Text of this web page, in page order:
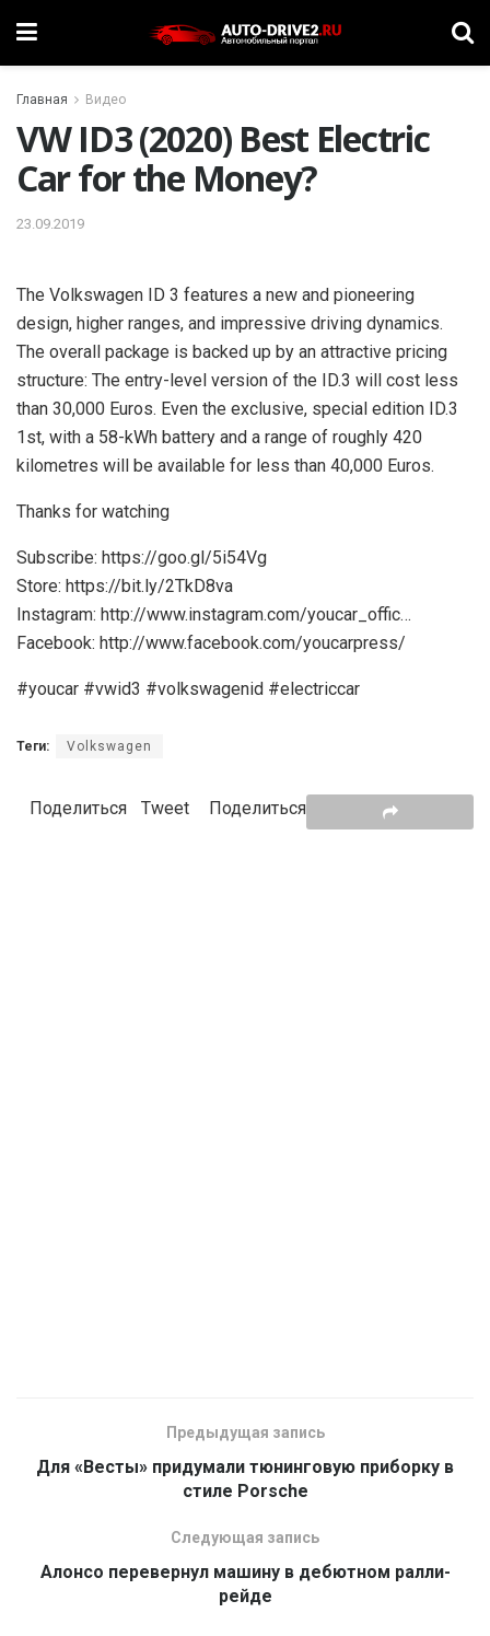
Главная Видео
VW ID3 (2020) Best Electric
Car for the Money?
23.09.2019
The Volkswagen ID 3 features a new and pioneering
design, higher ranges, and impressive driving dynamics.
The overall package is backed up by an attractive pricing
structure: The entry-level version of the ID.3 will cost less
than 30,000 Euros. Even the exclusive, special edition ID.3
1st, with a 58-kWh battery and a range of roughly 420
kilometres will be available for less than 40,000 Euros.
Thanks for watching
Subscribe: https://goo.gl/5i54Vg
Store: https://bit.ly/2TkD8va
Instagram: http://www.instagram.com/youcar_offic…
Facebook: http://www.facebook.com/youcarpress/
#youcar #vwid3 #volkswagenid #electriccar
Теги: Volkswagen
Поделиться Tweet Поделиться
Предыдущая запись
Для «Весты» придумали тюнинговую приборку в
стиле Porsche
Следующая запись
Алонсо перевернул машину в дебютном ралли-
рейде